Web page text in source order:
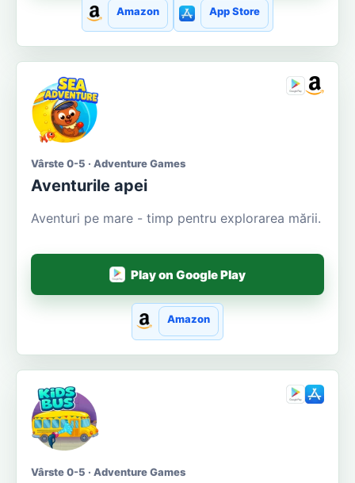
Amazon App Store
Vârste 0-5 · Adventure Games
Aventurile apei
Aventuri pe mare - timp pentru explorarea mării.
Play on Google Play
Amazon
Vârste 0-5 · Adventure Games